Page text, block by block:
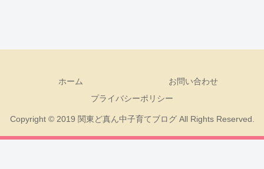
ホーム
お問い合わせ
プライバシーポリシー
Copyright © 2019 関東ど真ん中子育てブログ All Rights Reserved.